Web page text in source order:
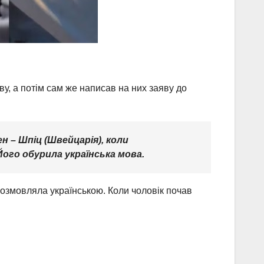
а потім сам же написав на них заяву до
– Шпіц (Швейцарія), коли
обурила українська мова.
українською. Коли чоловік почав